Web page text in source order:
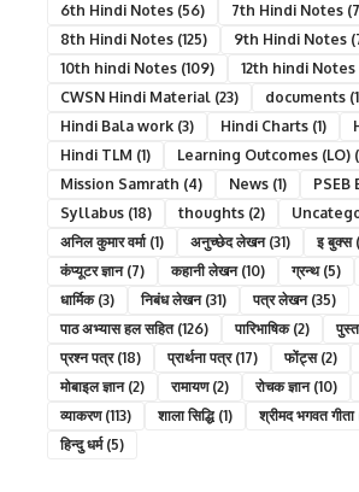
6th Hindi Notes (56) 7th Hindi Notes
8th Hindi Notes (125) 9th Hindi Notes
10th hindi Notes (109) 12th hindi Notes
CWSN Hindi Material (23) documents
Hindi Bala work (3) Hindi Charts (1)
Hindi TLM (1) Learning Outcomes (LO)
Mission Samrath (4) News (1) PSEB
Syllabus (18) thoughts (2)
अनिल कुमार वर्मा(1) अनुच्छेद लेखन(31) इ बुक्स
कंप्यूटर ज्ञान(7) कहानी लेखन(10) ग्रन्थ(5)
धार्मिक(3) निबंध लेखन(31) पत्र लेखन(35)
पाठ अभ्यास हल सहित(126) पारिभाषिक(2)
प्रश्न पत्र(18) प्रार्थना पत्र(17) फोंट्स(2)
मोबाइल ज्ञान(2) रामायण(2) रोचक ज्ञान(10)
व्याकरण(113) शाला सिद्धि(1) श्रीमद भगवत गीता
हिन्दु धर्म(5)